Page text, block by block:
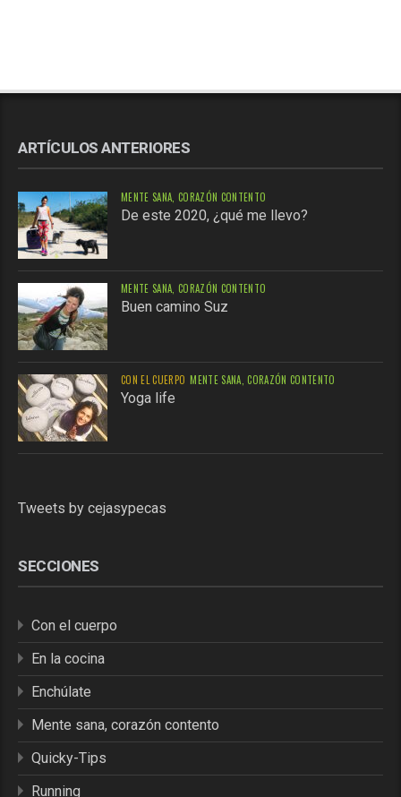
ARTÍCULOS ANTERIORES
MENTE SANA, CORAZÓN CONTENTO
De este 2020, ¿qué me llevo?
MENTE SANA, CORAZÓN CONTENTO
Buen camino Suz
CON EL CUERPO MENTE SANA, CORAZÓN CONTENTO
Yoga life
Tweets by cejasypecas
SECCIONES
Con el cuerpo
En la cocina
Enchúlate
Mente sana, corazón contento
Quicky-Tips
Running